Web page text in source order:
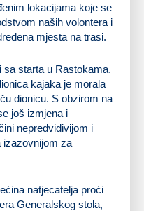
lokacijama koje se
naših volontera i
mjesta na trasi.
sa starta u Rastokama.
kajaka je morala
dionicu. S obzirom na
još izmjena i
nepredvidivijom i
izazovnijom za
natjecatelja proći
Generalskog stola,